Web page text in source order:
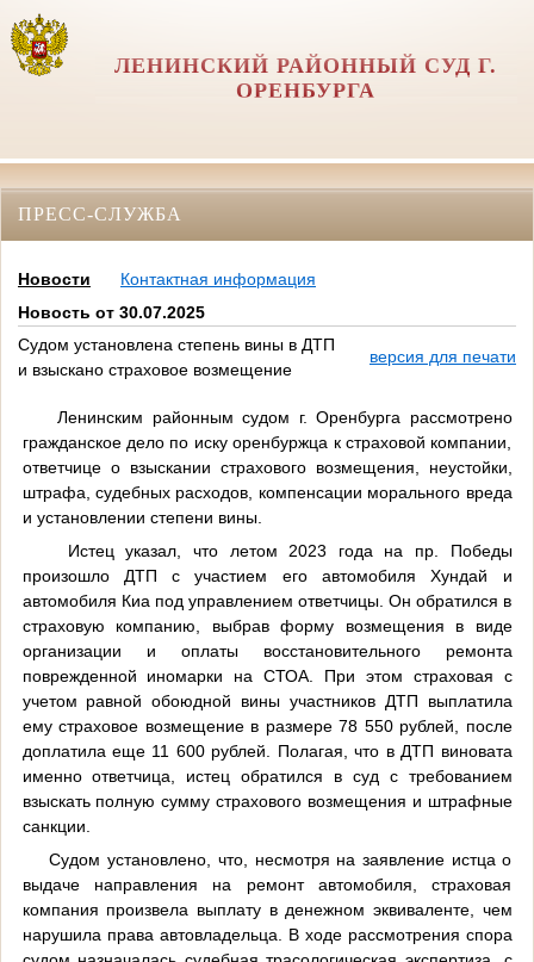
ЛЕНИНСКИЙ РАЙОННЫЙ СУД Г.
ОРЕНБУРГА
ПРЕСС-СЛУЖБА
Новости
Контактная информация
Новость от 30.07.2025
Судом установлена степень вины в ДТП
и взыскано страховое возмещение
версия для печати
Ленинским районным судом г. Оренбурга рассмотрено
гражданское дело по иску оренбуржца к страховой компании,
ответчице о взыскании страхового возмещения, неустойки,
штрафа, судебных расходов, компенсации морального вреда
и установлении степени вины.
Истец указал, что летом 2023 года на пр. Победы
произошло ДТП с участием его автомобиля Хундай и
автомобиля Киа под управлением ответчицы. Он обратился в
страховую компанию, выбрав форму возмещения в виде
организации и оплаты восстановительного ремонта
поврежденной иномарки на СТОА. При этом страховая с
учетом равной обоюдной вины участников ДТП выплатила
ему страховое возмещение в размере 78 550 рублей, после
доплатила еще 11 600 рублей. Полагая, что в ДТП виновата
именно ответчица, истец обратился в суд с требованием
взыскать полную сумму страхового возмещения и штрафные
санкции.
Судом установлено, что, несмотря на заявление истца о
выдаче направления на ремонт автомобиля, страховая
компания произвела выплату в денежном эквиваленте, чем
нарушила права автовладельца. В ходе рассмотрения спора